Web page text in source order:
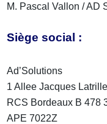
M. Pascal Vallon / AD
Siège social :
Ad’Solutions
1 Allee Jacques
RCS Bordeaux B 478
APE 7022Z